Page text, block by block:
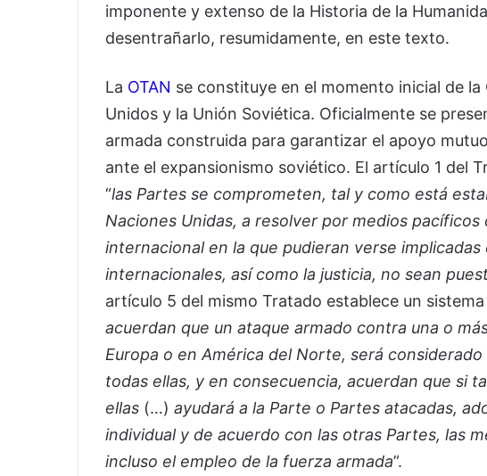
imponente y extenso de la Historia de la
desentrañarlo, resumidamente, en este texto.
La OTAN se constituye en el momento inicial de
Unidos y la Unión Soviética. Oficialmente se
armada construida para garantizar el apoyo
ante el expansionismo soviético. El artículo 1 del
“las Partes se comprometen, tal y como está
Naciones Unidas, a resolver por medios
internacional en la que pudieran verse
internacionales, así como la justicia, no sean
artículo 5 del mismo Tratado establece un
acuerdan que un ataque armado contra una o
Europa o en América del Norte, será
todas ellas, y en consecuencia, acuerdan que si
ellas (…) ayudará a la Parte o Partes atacadas,
individual y de acuerdo con las otras Partes, las
incluso el empleo de la fuerza armada”.